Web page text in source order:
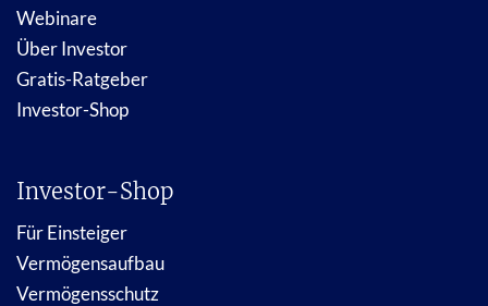
Webinare
Über Investor
Gratis-Ratgeber
Investor-Shop
Investor-Shop
Für Einsteiger
Vermögensaufbau
Vermögensschutz